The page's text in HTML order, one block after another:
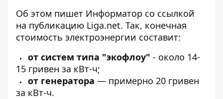
Об этом пишет Информатор со ссылкой
на публикацию Liga.net. Так, конечная
стоимость электроэнергии составит:
от систем типа "экофлоу" - около 14-
15 гривен за кВт-ч;
от генератора — примерно 20 гривен
за кВт-ч.